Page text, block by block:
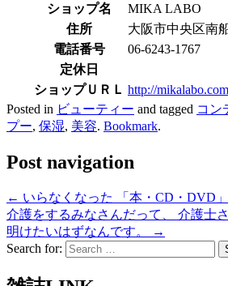
ショップ名
MIKA LABO
住所
大阪市中央区南
電話番号
06-6243-1767
定休日
ショップＵＲＬ http://
Posted in ビューティー and tagged コン
プー, 保湿, 美容. Bookmark.
Post navigation
← いらなくなった 「本・CD・DVD
介護をするみなさんだって、 介護士
明けたいはずなんです。
→
Search for: